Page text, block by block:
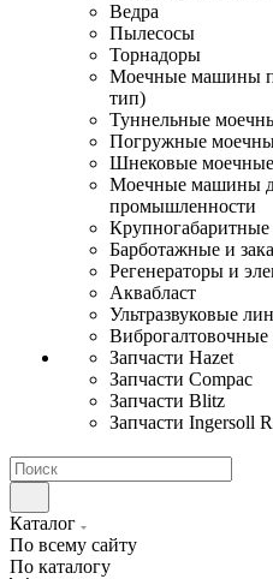
Ведра
Пылесосы
Торнадоры
Моечные машины
тип)
Туннельные
Погружные
Шнековые
Моечные машины
промышленности
Барботажные и
Регенераторы и
Аквабласт
Ультразвуковые
Виброгалтовочные
Запчасти Hazet
Запчасти Compac
Запчасти Blitz
Запчасти Ingersoll
Каталог
По всему сайту
По каталогу